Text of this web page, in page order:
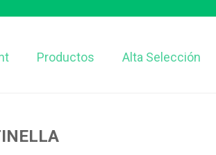
Productos Alta Selección